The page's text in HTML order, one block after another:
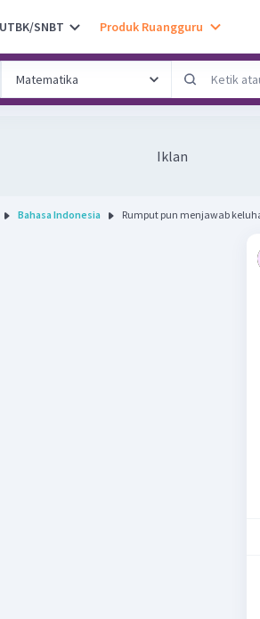
UTBK/SNBT Produk Ruangguru
Iklan
Bahasa Indonesia